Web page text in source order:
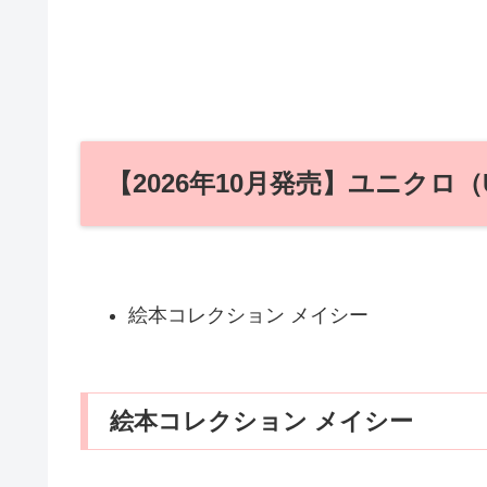
【2026年10月発売】ユニクロ
絵本コレクション メイシー
絵本コレクション メイシー